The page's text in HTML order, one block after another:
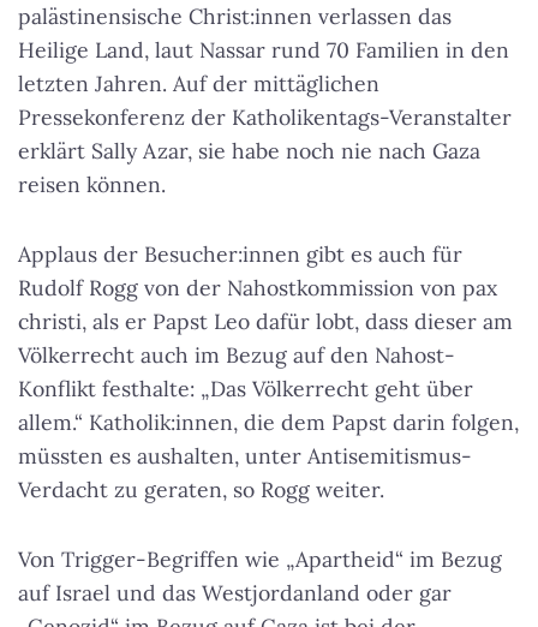
palästinensische Christ:innen verlassen das
Heilige Land, laut Nassar rund 70 Familien in den
letzten Jahren. Auf der mittäglichen
Pressekonferenz der Katholikentags-Veranstalter
erklärt Sally Azar, sie habe noch nie nach Gaza
reisen können.
Applaus der Besucher:innen gibt es auch für
Rudolf Rogg von der Nahostkommission von pax
christi, als er Papst Leo dafür lobt, dass dieser am
Völkerrecht auch im Bezug auf den Nahost-
Konflikt festhalte: „Das Völkerrecht geht über
allem.“ Katholik:innen, die dem Papst darin folgen,
müssten es aushalten, unter Antisemitismus-
Verdacht zu geraten, so Rogg weiter.
Von Trigger-Begriffen wie „Apartheid“ im Bezug
auf Israel und das Westjordanland oder gar